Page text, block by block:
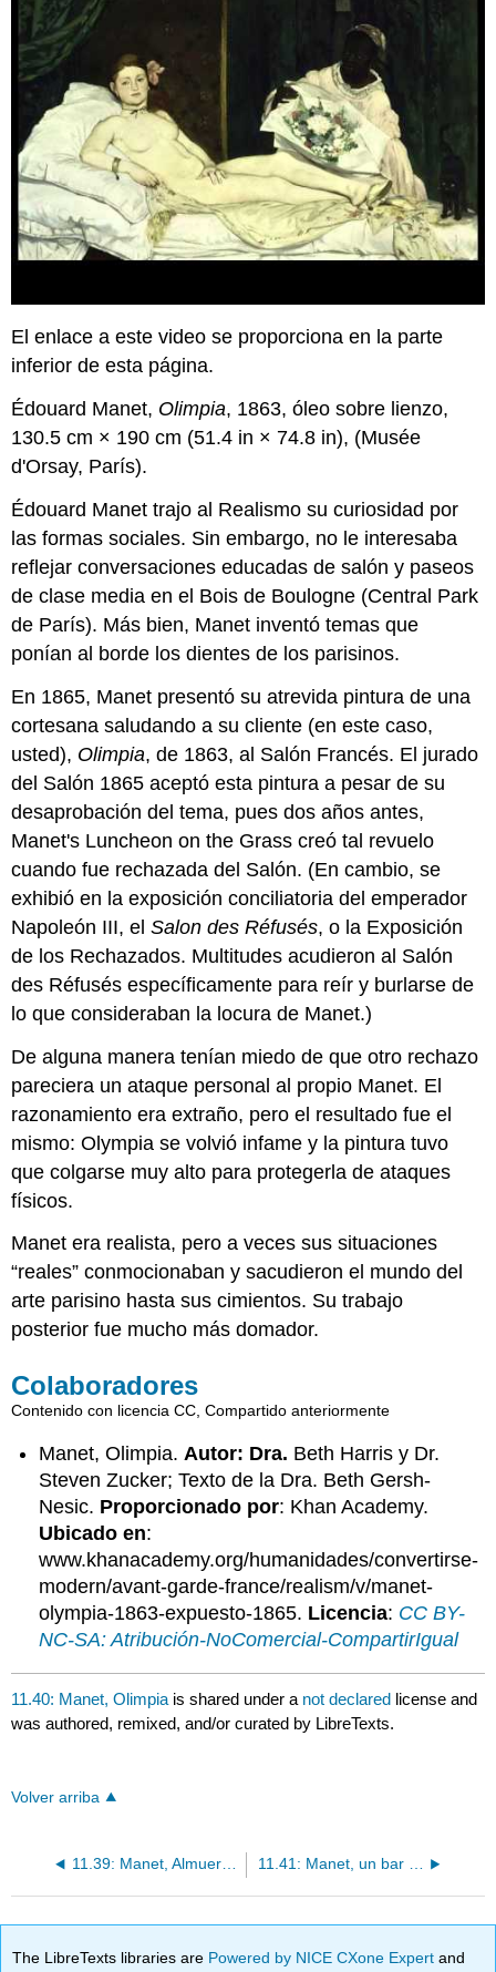
El enlace a este video se proporciona en la parte
inferior de esta página.
Édouard Manet, Olimpia, 1863, óleo sobre lienzo,
130.5 cm × 190 cm (51.4 in × 74.8 in), (Musée
d'Orsay, París).
Édouard Manet trajo al Realismo su curiosidad por
las formas sociales. Sin embargo, no le interesaba
reflejar conversaciones educadas de salón y paseos
de clase media en el Bois de Boulogne (Central Park
de París). Más bien, Manet inventó temas que
ponían al borde los dientes de los parisinos.
En 1865, Manet presentó su atrevida pintura de una
cortesana saludando a su cliente (en este caso,
usted), Olimpia, de 1863, al Salón Francés. El jurado
del Salón 1865 aceptó esta pintura a pesar de su
desaprobación del tema, pues dos años antes,
Manet's Luncheon on the Grass creó tal revuelo
cuando fue rechazada del Salón. (En cambio, se
exhibió en la exposición conciliatoria del emperador
Napoleón III, elSalon des Réfusés, o la Exposición
de los Rechazados. Multitudes acudieron al Salón
des Réfusés específicamente para reír y burlarse de
lo que consideraban la locura de Manet.)
De alguna manera tenían miedo de que otro rechazo
pareciera un ataque personal al propio Manet. El
razonamiento era extraño, pero el resultado fue el
mismo: Olympia se volvió infame y la pintura tuvo
que colgarse muy alto para protegerla de ataques
físicos.
Manet era realista, pero a veces sus situaciones
“reales” conmocionaban y sacudieron el mundo del
arte parisino hasta sus cimientos. Su trabajo
posterior fue mucho más domador.
Colaboradores
Contenido con licencia CC, Compartido anteriormente
Manet, Olimpia.Autor: Dra. Beth Harris y Dr.
Steven Zucker; Texto de la Dra. Beth Gersh-
Nesic. Proporcionado por: Khan Academy.
Ubicado en:
www.khanacademy.org/humanidades/convertirse-
modern/avant-garde-france/realism/v/manet-
olympia-1863-expuesto-1865. Licencia: CC BY-
NC-SA: Atribución-NoComercial-CompartirIgual
11.40: Manet, Olimpiais shared under a not declared license and
was authored, remixed, and/or curated by LibreTexts.
Volver arriba
11.39: Manet, Almuerzo sobre la hierba (Le Dejeuner sur l'herbe) 11.41: Manet, un bar en el Folies-Bergere
The LibreTexts libraries are Powered by NICE CXone Expertand